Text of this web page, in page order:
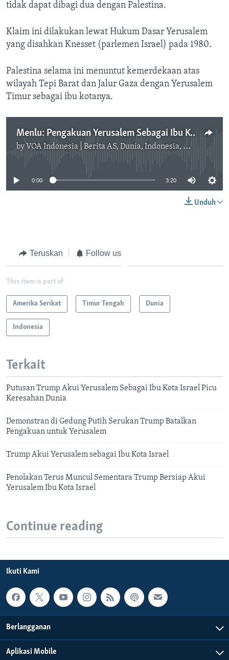
tidak dapat dibagi dua dengan Palestina.
Klaim ini dilakukan lewat Hukum Dasar Yerusalem
yang disahkan Knesset (parlemen Israel) pada 1980.
Palestina selama ini menuntut kemerdekaan atas
wilayah Tepi Barat dan Jalur Gaza dengan Yerusalem
Timur sebagai ibu kotanya.
Menlu: Pengakuan Yerusalem Sebagai Ibu Kota Israel Akan Mengubur Proses Perdamaian
byVOA Indonesia | Berita AS, Dunia, Indonesia, Diaspora Indonesia di AS
No media source currently available
0:00 3:20
Unduh
Teruskan Follow us
This item is part of
Amerika Serikat Timur Tengah Dunia
Indonesia
Terkait
Putusan Trump Akui Yerusalem Sebagai Ibu Kota Israel Picu
Keresahan Dunia
Demonstran di Gedung Putih Serukan Trump Batalkan
Pengakuan untuk Yerusalem
Trump Akui Yerusalem sebagai Ibu Kota Israel
Penolakan Terus Muncul Sementara Trump Bersiap Akui
Yerusalem Ibu Kota Israel
Continue reading
Ikuti Kami
Berlangganan
Aplikasi Mobile